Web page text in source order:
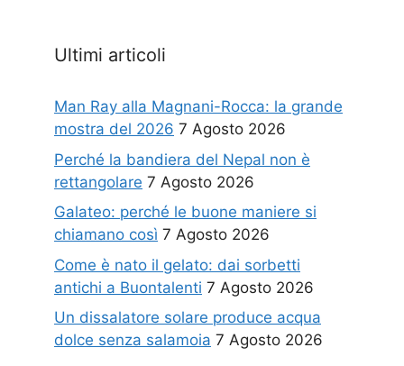
Ultimi articoli
Man Ray alla Magnani-Rocca: la grande
mostra del 2026 7 Agosto 2026
Perché la bandiera del Nepal non è
rettangolare 7 Agosto 2026
Galateo: perché le buone maniere si
chiamano così 7 Agosto 2026
Come è nato il gelato: dai sorbetti
antichi a Buontalenti 7 Agosto 2026
Un dissalatore solare produce acqua
dolce senza salamoia 7 Agosto 2026